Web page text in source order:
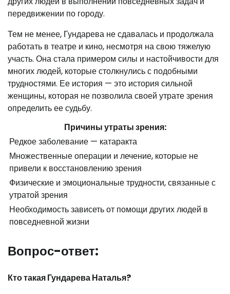
передвижении по городу.
Тем не менее, Гундарева не сдавалась и продолжала
работать в театре и кино, несмотря на свою тяжелую
участь. Она стала примером силы и настойчивости для
многих людей, которые столкнулись с подобными
трудностями. Ее история — это история сильной
женщины, которая не позволила своей утрате зрения
определить ее судьбу.
Причины утраты зрения:
Редкое заболевание — катаракта
Множественные операции и лечение, которые не
привели к восстановлению зрения
Физические и эмоциональные трудности, связанные с
утратой зрения
Необходимость зависеть от помощи других людей в
повседневной жизни
Вопрос-ответ:
Кто такая Гундарева Наталья?